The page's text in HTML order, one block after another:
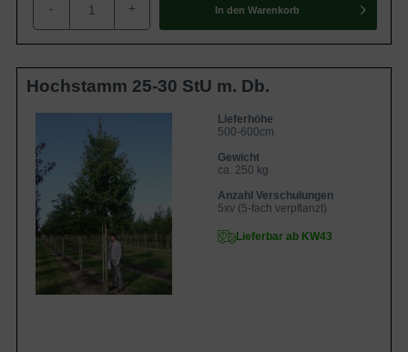
- + In den Warenkorb
Hochstamm 25-30 StU m. Db.
Lieferhöhe
500-600cm
Gewicht
ca. 250 kg
Anzahl Verschulungen
5xv (5-fach verpflanzt)
Lieferbar ab KW43